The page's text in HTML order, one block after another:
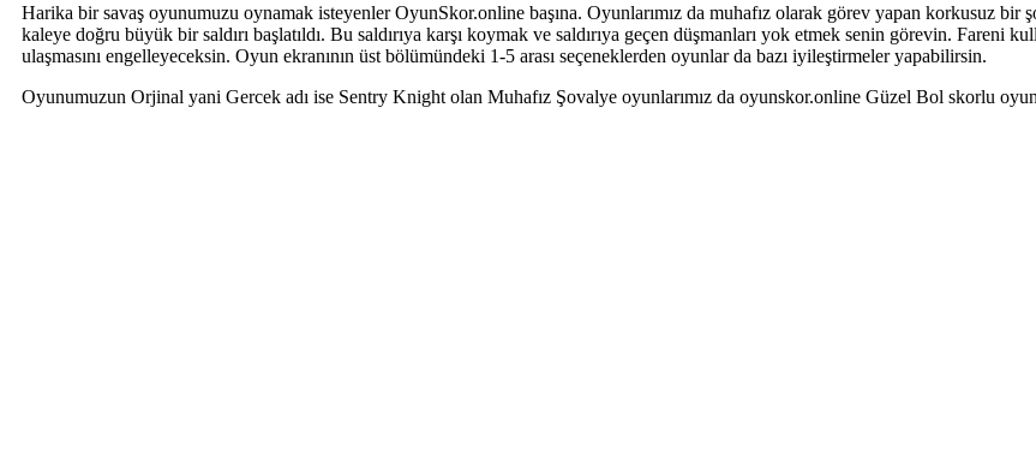
Harika bir savaş oyunumuzu oynamak isteyenler OyunSkor.online başına. Oyunlarımız da muhafız olarak görev yapan korkusuz bir
kaleye doğru büyük bir saldırı başlatıldı. Bu saldırıya karşı koymak ve saldırıya geçen düşmanları yok etmek senin görevin. Fareni
ulaşmasını engelleyeceksin. Oyun ekranının üst bölümündeki 1-5 arası seçeneklerden oyunlar da bazı iyileştirmeler yapabilirsin.
Oyunumuzun Orjinal yani Gercek adı ise Sentry Knight olan Muhafız Şovalye oyunlarımız da oyunskor.online Güzel Bol skorlu